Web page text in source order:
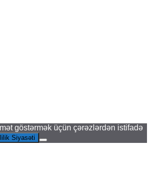
göstərmək üçün çərəzlərdən istifadə
Siyasəti